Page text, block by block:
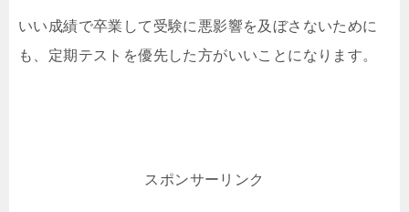
いい成績で卒業して受験に悪影響を及ぼさないために
も、定期テストを優先した方がいいことになります。
スポンサーリンク